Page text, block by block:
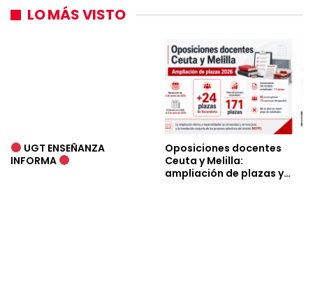
LO MÁS VISTO
UGT ENSEÑANZA
INFORMA
Oposiciones docentes
Ceuta y Melilla:
ampliación de plazas y…